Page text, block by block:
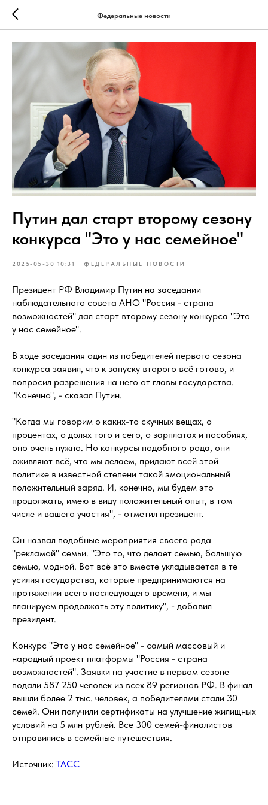
Федеральные новости
Путин дал старт второму сезону
конкурса "Это у нас семейное"
2025-05-30 10:31 ФЕДЕРАЛЬНЫЕ НОВОСТИ
Президент РФ Владимир Путин на заседании
наблюдательного совета АНО "Россия - страна
возможностей" дал старт второму сезону конкурса "Это
у нас семейное".
В ходе заседания один из победителей первого сезона
конкурса заявил, что к запуску второго всё готово, и
попросил разрешения на него от главы государства.
"Конечно", - сказал Путин.
"Когда мы говорим о каких-то скучных вещах, о
процентах, о долях того и сего, о зарплатах и пособиях,
оно очень нужно. Но конкурсы подобного рода, они
оживляют всё, что мы делаем, придают всей этой
политике в известной степени такой эмоциональный
положительный заряд. И, конечно, мы будем это
продолжать, имею в виду положительный опыт, в том
числе и вашего участия", - отметил президент.
Он назвал подобные мероприятия своего рода
"рекламой" семьи. "Это то, что делает семью, большую
семью, модной. Вот всё это вместе укладывается в те
усилия государства, которые предпринимаются на
протяжении всего последующего времени, и мы
планируем продолжать эту политику", - добавил
президент.
Конкурс "Это у нас семейное" - самый массовый и
народный проект платформы "Россия - страна
возможностей". Заявки на участие в первом сезоне
подали 587 250 человек из всех 89 регионов РФ. В финал
вышли более 2 тыс. человек, а победителями стали 30
семей. Они получили сертификаты на улучшение жилищных
условий на 5 млн рублей. Все 300 семей-финалистов
отправились в семейные путешествия.
Источник: ТАСС